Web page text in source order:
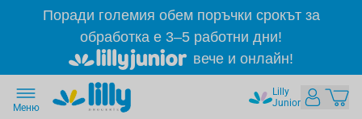
Прескачане към съдържанието
Поради големия обем поръчки срокът за
обработка е 3–5 работни дни!
вече и онлайн!
Lilly
Junior
Меню